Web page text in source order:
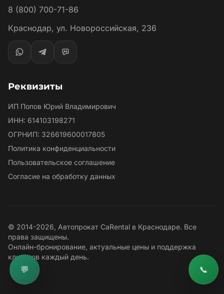
8 (800) 700-71-86
Краснодар, ул. Новороссийская, 236
Реквизиты
ИП Попов Юрий Владимирович
ИНН: 614103198271
ОГРНИП: 326619600017805
Политика конфиденциальности
Пользовательское соглашение
Согласие на обработку данных
© 2014-2026, Автопрокат CaRental в Краснодаре. Все
права защищены.
Онлайн-бронирование, актуальные цены и поддержка
клиентов каждый день.
📞
💬